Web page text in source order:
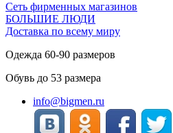
Сеть фирменных магазинов
БОЛЬШИЕ ЛЮДИ
Доставка по всему миру
Одежда 60-90 размеров
Обувь до 53 размера
info@bigmen.ru